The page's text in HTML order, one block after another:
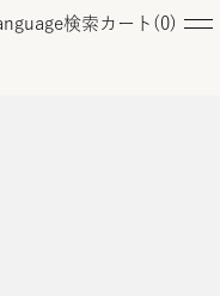
検索 カート( 0)